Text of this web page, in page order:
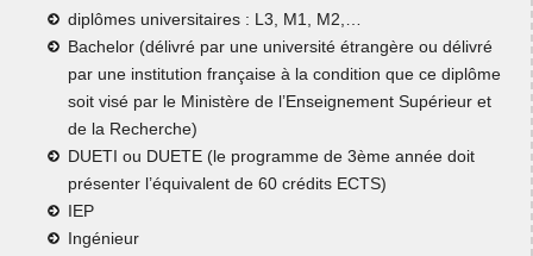
diplômes universitaires : L3, M1, M2,…
Bachelor (délivré par une université étrangère ou délivré
par une institution française à la condition que ce diplôme
soit visé par le Ministère de l’Enseignement Supérieur et
de la Recherche)
DUETI ou DUETE (le programme de 3ème année doit
présenter l’équivalent de 60 crédits ECTS)
IEP
Ingénieur